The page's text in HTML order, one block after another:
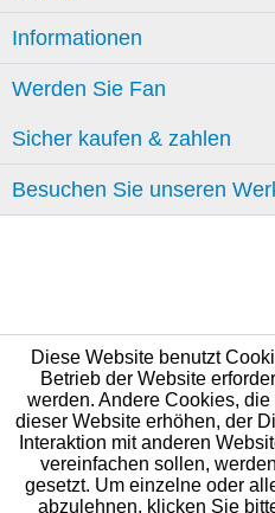
Informationen
Werden Sie Fan
Sicher kaufen & zahlen
Besuchen Sie unseren
Diese Website benutzt
Betrieb der Website
werden. Andere Cookies,
dieser Website erhöhen, der
Interaktion mit anderen
vereinfachen sollen,
gesetzt. Um einzelne oder
abzulehnen, klicken Sie